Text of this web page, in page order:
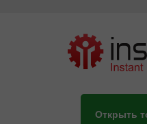
Открыть